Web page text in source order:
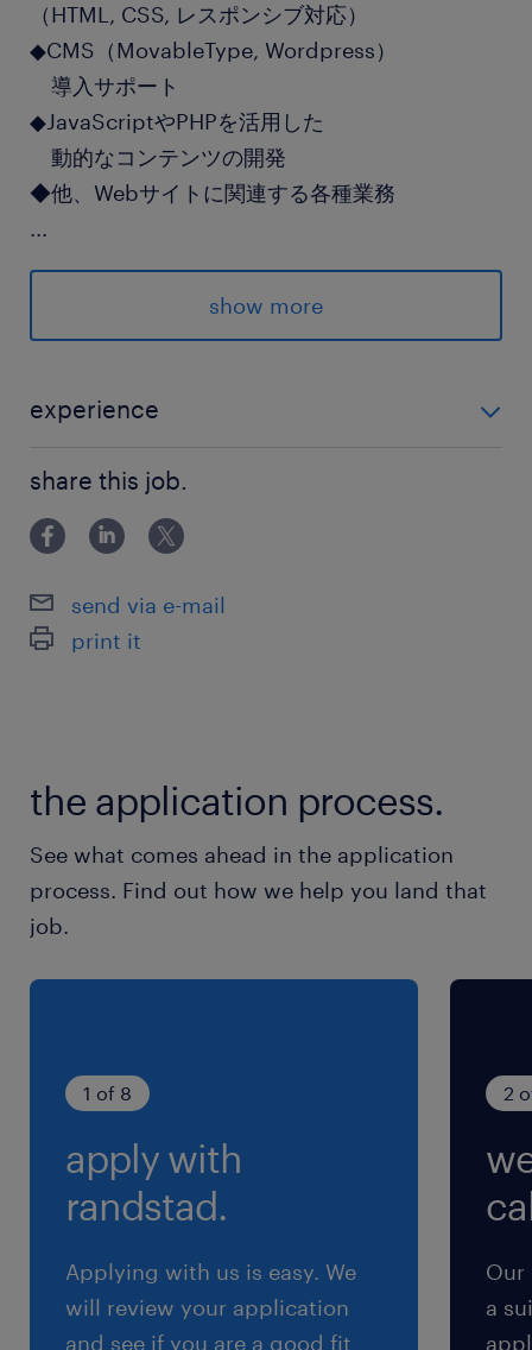
（HTML, CSS, レスポンシブ対応）
◆CMS（MovableType, Wordpress）
導入サポート
◆JavaScriptやPHPを活用した
動的なコンテンツの開発
◆他、Webサイトに関連する各種業務
...
スキルやブランクに不安がある方も
まずはお気軽にご連絡ください＾＾♪
ランスタッドがしっかりサポートします！
派遣先の特徴
少数精鋭のチームで、風通しの良いアットホーム
な雰囲気です。企画から制作まで一貫して携われ
す。
土日祝日
土日祝日休み（完全週休2日制）※月曜～金曜ま
での週5日勤務となります
【残業なし】
show more
experience
験が1年以上ある方 ＊Web制作会社や事業会社での実務
経験、または職業訓練校や専門学校での学習経験をお
持ちの方
share this job.
send via e-mail
print it
the application process.
See what comes ahead in the application
process. Find out how we help you land that
job.
1 of 8
apply with
randstad.
Applying with us is easy. We
will review your application
and see if you are a good fit
2
Our
a